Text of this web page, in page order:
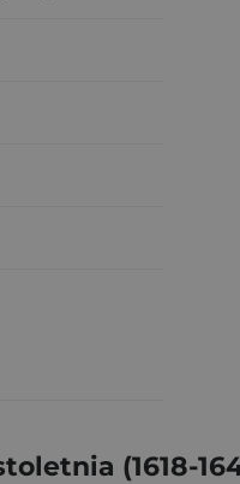
(1618-